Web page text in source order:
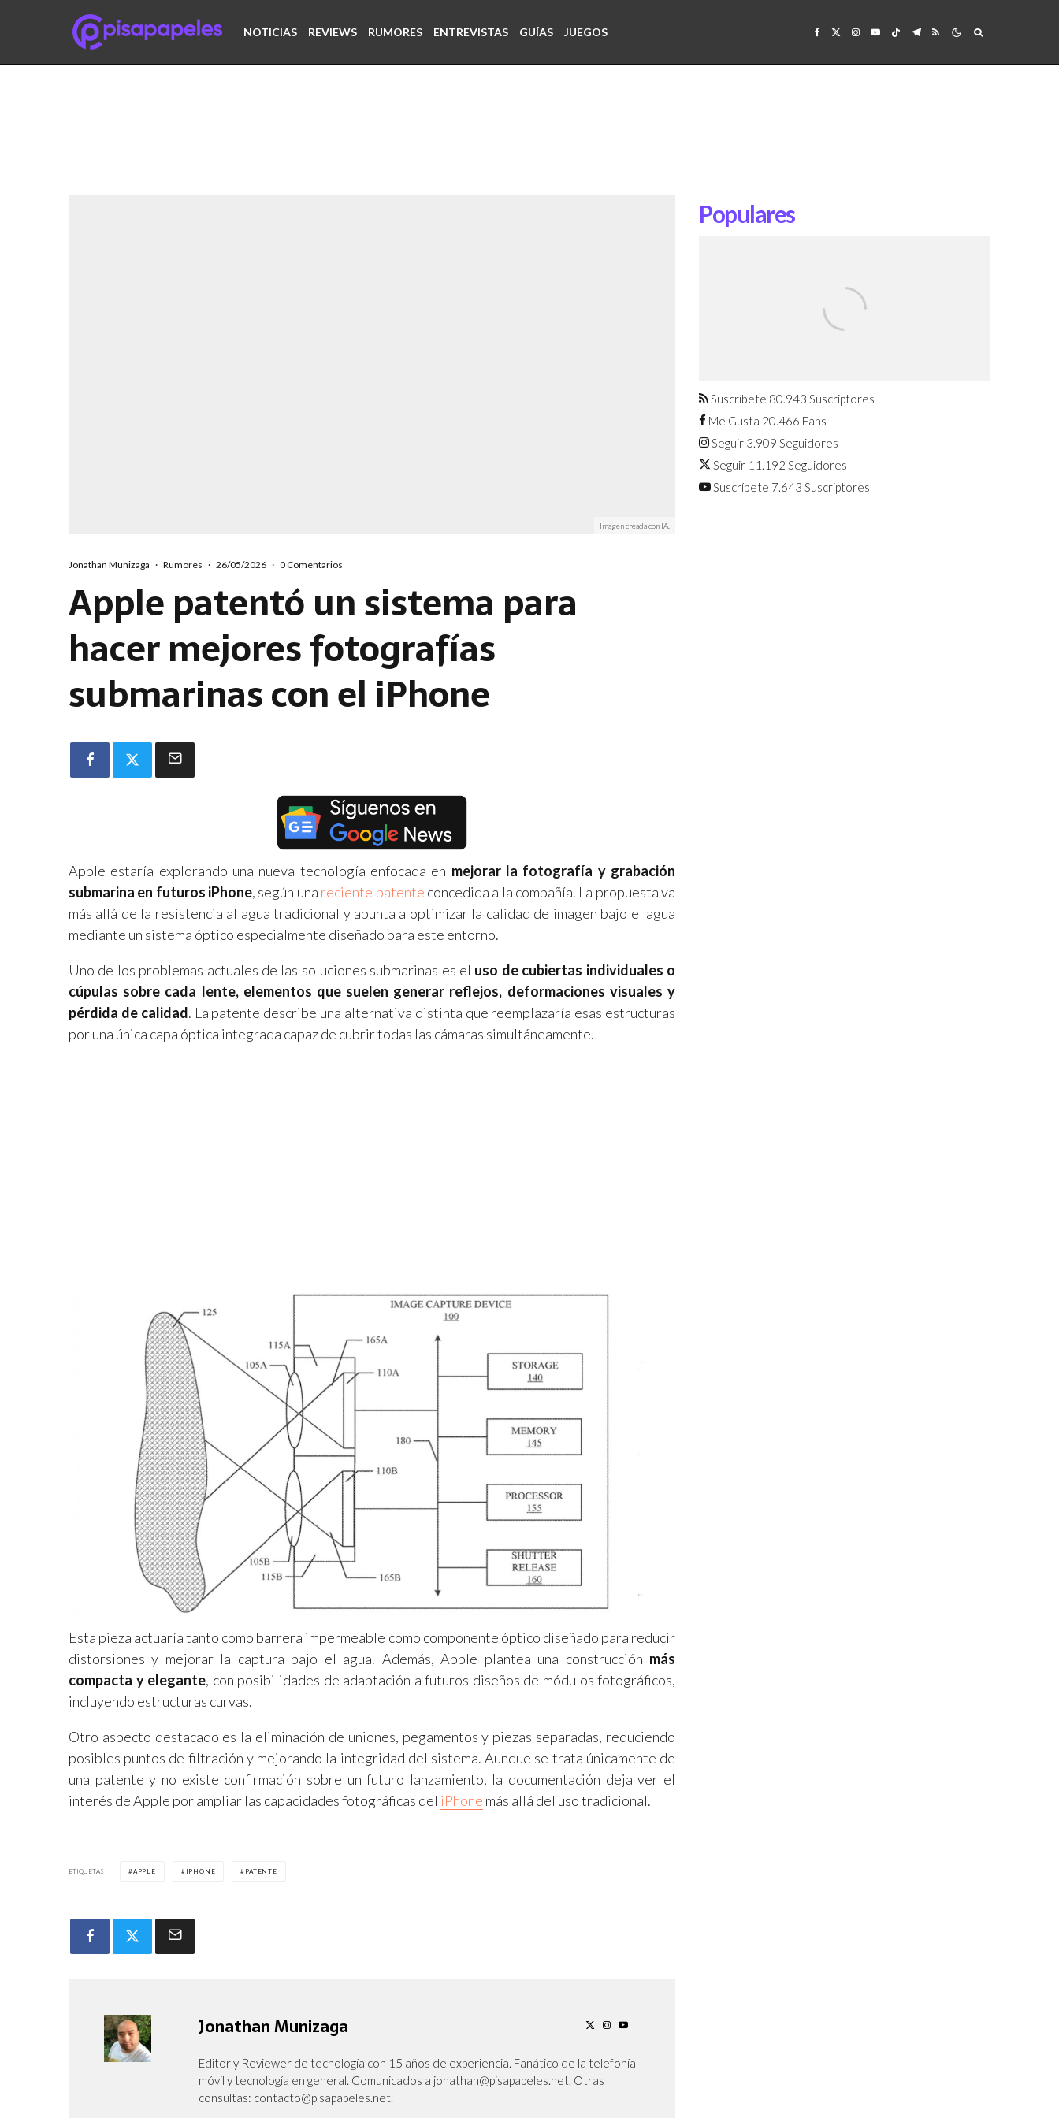
NOTICIAS REVIEWS RUMORES ENTREVISTAS GUÍAS JUEGOS
Imagen creada con IA.
Jonathan Munizaga · Rumores · 26/05/2026 · 0 Comentarios
Apple patentó un sistema para
hacer mejores fotografías
submarinas con el iPhone
Apple estaría explorando una nueva tecnología enfocada en mejorar la fotografía y grabación
submarina en futuros iPhone, según una reciente patente concedida a la compañía. La propuesta va
más allá de la resistencia al agua tradicional y apunta a optimizar la calidad de imagen bajo el agua
mediante un sistema óptico especialmente diseñado para este entorno.
Uno de los problemas actuales de las soluciones submarinas es el uso de cubiertas individuales o
cúpulas sobre cada lente, elementos que suelen generar reflejos, deformaciones visuales y
pérdida de calidad. La patente describe una alternativa distinta que reemplazaría esas estructuras
por una única capa óptica integrada capaz de cubrir todas las cámaras simultáneamente.
Esta pieza actuaría tanto como barrera impermeable como componente óptico diseñado para reducir
distorsiones y mejorar la captura bajo el agua. Además, Apple plantea una construcción más
compacta y elegante, con posibilidades de adaptación a futuros diseños de módulos fotográficos,
incluyendo estructuras curvas.
Otro aspecto destacado es la eliminación de uniones, pegamentos y piezas separadas, reduciendo
posibles puntos de filtración y mejorando la integridad del sistema. Aunque se trata únicamente de
una patente y no existe confirmación sobre un futuro lanzamiento, la documentación deja ver el
interés de Apple por ampliar las capacidades fotográficas del iPhone más allá del uso tradicional.
ETIQUETAS APPLE IPHONE PATENTE
Jonathan Munizaga
Editor y Reviewer de tecnología con 15 años de experiencia. Fanático de la telefonía
móvil y tecnología en general. Comunicados a jonathan@pisapapeles.net. Otras
consultas: contacto@pisapapeles.net.
Populares
agosto
Suscríbete 80.943 Suscriptores
Me Gusta 20.466 Fans
Seguir 3.909 Seguidores
Seguir 11.192 Seguidores
Suscríbete 7.643 Suscriptores